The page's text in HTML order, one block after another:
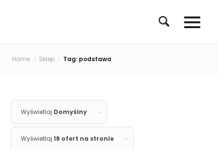
Home / Sklep / Tag: podstawa
Wyświetlaj Domyślny
Wyświetlaj18 ofert na stronie